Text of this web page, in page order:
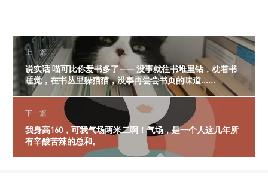
上一篇
说实话 喵可比你爱书多了—— 没事就往书堆里钻，枕着书
睡觉，在书丛里躲猫猫，没事再尝尝书页的味道......
下一篇
我身高160，可我气场两米二啊！气场，是一个人这几年所
有辛酸苦辣的总和。